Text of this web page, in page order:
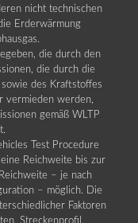
nicht technischen
Erderwärmung
die durch den
die durch die
des Kraftstoffes
vermieden werden,
gemäß WLTP
Test Procedure
Reichweite bis zur
– je nach
– möglich. Die
Faktoren